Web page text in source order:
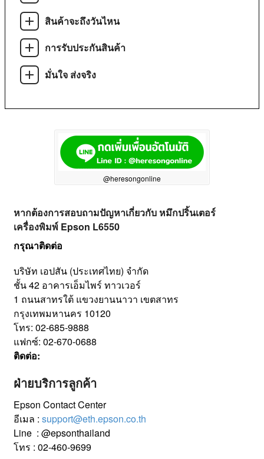
สินค้าจะถึงวันไหน
การรับประกันสินค้า
มั่นใจ ส่งจริง
@heresongonline
หากต้องการสอบถามปัญหาเกี่ยวกับ หมึกปริ้นเตอร์
เครื่องพิมพ์ Epson L6550
กรุณาติดต่อ
บริษัท เอปสัน (ประเทศไทย) จำกัด
ชั้น 42 อาคารเอ็มไพร์ ทาวเวอร์
1 ถนนสาทรใต้ แขวงยานนาวา เขตสาทร
กรุงเทพมหานคร 10120
โทร: 02-685-9888
แฟกซ์: 02-670-0688
ติดต่อ:
ฝ่ายบริการลูกค้า
Epson Contact Center
อีเมล : support@eth.epson.co.th
Line : @epsonthailand
โทร : 02-460-9699